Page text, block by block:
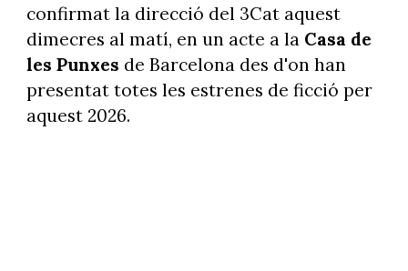
confirmat la direcció del 3Cat aquest
dimecres al matí, en un acte a laCasa de
les Punxes de Barcelona des d'on han
presentat totes les estrenes de ficció per
aquest 2026.